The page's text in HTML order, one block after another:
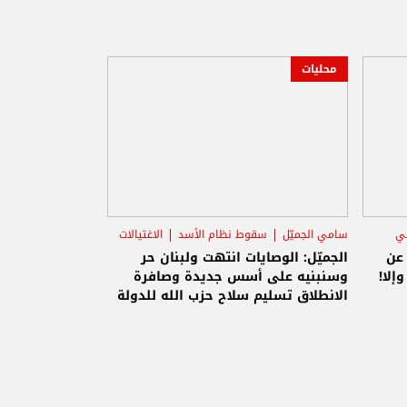
عن
محليات
سامي الجميّل سقوط نظام الأسد الاغتيالات
الجميّل: الوصايات انتهت ولبنان حر
وسنبنيه على أسس جديدة وصافرة
الانطلاق تسليم سلاح حزب الله للدولة